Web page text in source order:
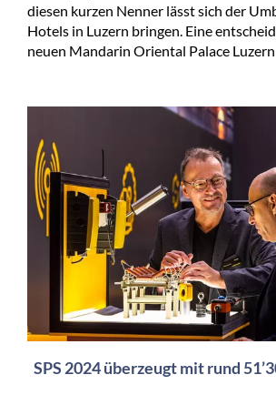
diesen kurzen Nenner lässt sich der
Hotels in Luzern bringen. Eine
neuen Mandarin Oriental Palace
SPS 2024 überzeugt mit rund